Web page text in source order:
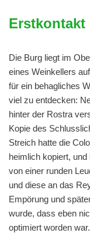
Erstkontakt
Die Burg liegt im
eines Weinkellers
für ein behagliches
viel zu entdecken:
hinter der Rostra
Kopie des
Streich hatte die
heimlich kopiert,
von einer runden
und diese an das
Empörung und
wurde, dass eben
optimiert worden